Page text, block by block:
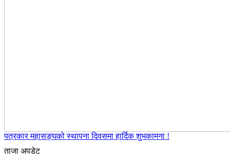
पत्रकार महासङ्घको स्थापना दिवसमा हार्दिक शुभकामना !
ताजा अपडेट